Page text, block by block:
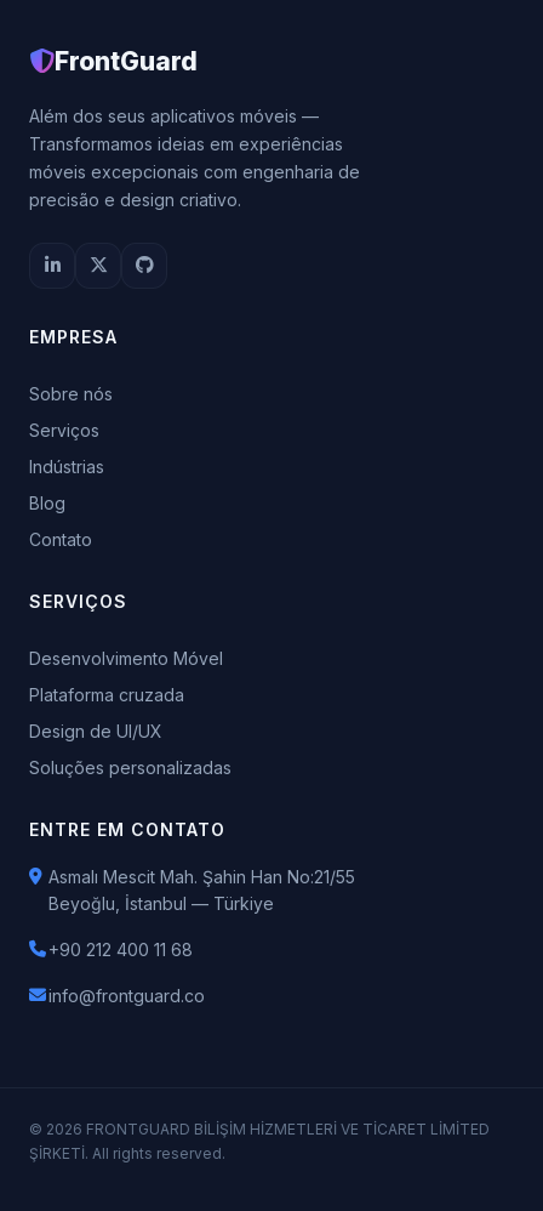
FrontGuard
Além dos seus aplicativos móveis —
Transformamos ideias em experiências
móveis excepcionais com engenharia de
precisão e design criativo.
EMPRESA
Sobre nós
Serviços
Indústrias
Blog
Contato
SERVIÇOS
Desenvolvimento Móvel
Plataforma cruzada
Design de UI/UX
Soluções personalizadas
ENTRE EM CONTATO
Asmalı Mescit Mah. Şahin Han No:21/55
Beyoğlu, İstanbul — Türkiye
+90 212 400 11 68
info@frontguard.co
© 2026 FRONTGUARD BİLİŞİM HİZMETLERİ VE TİCARET LİMİTED
ŞİRKETİ. All rights reserved.